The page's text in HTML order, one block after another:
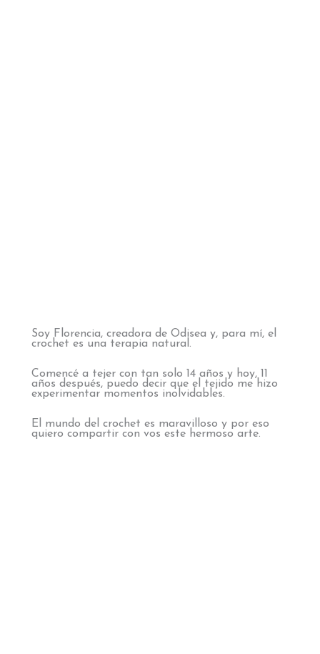
Soy Florencia, creadora de Odisea y, para mí, el
crochet es una terapia natural.
Comencé a tejer con tan solo 14 años y hoy, 11
años después, puedo decir que el tejido me hizo
experimentar momentos inolvidables.
El mundo del crochet es maravilloso y por eso
quiero compartir con vos este hermoso arte.